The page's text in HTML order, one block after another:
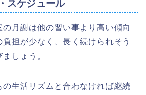
スケジュール
月謝は他の習い事より高い傾向
担が少なく、長く続けられそう
しょう。
の生活リズムと合わなければ継続